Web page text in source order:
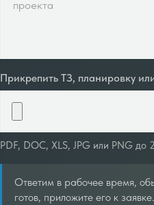
Прикрепить ТЗ, планировку
PDF, DOC, XLS, JPG или PNG до
Ответим в рабочее время,
готов, приложите его к заявке.